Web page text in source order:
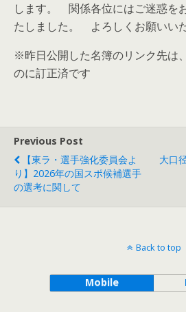
します。 関係各位にはご迷惑を
たしました。 よろしくお願いいた
※昨日公開した名簿のリンク先は
のに訂正済です
Previous Post
【東ラ・選手強化委員会よ
り】2026年の国スポ候補選手
の選考に関して
大口
Back to top
Mobile